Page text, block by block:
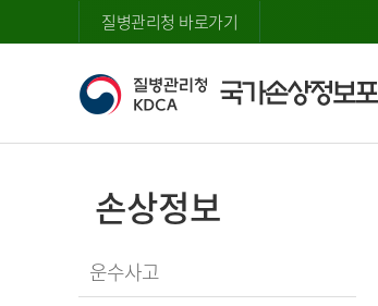
질병관리청 바로가기
손상정보
운수사고